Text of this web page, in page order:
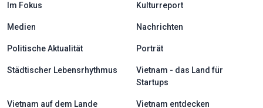
Im Fokus Kulturreport
Medien Nachrichten
Politische Aktualität Porträt
Städtischer Lebensrhythmus
Vietnam - das Land für
Startups
Vietnam auf dem Lande Vietnam entdecken